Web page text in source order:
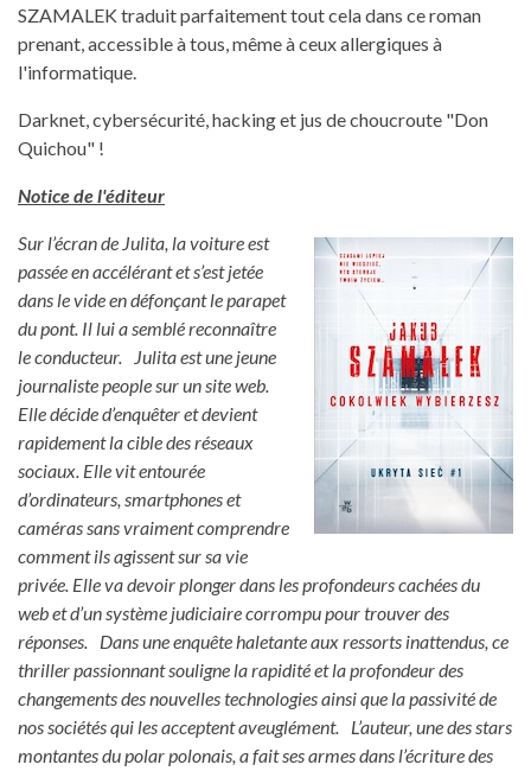
SZAMALEK traduit parfaitement tout cela dans ce roman
prenant, accessible à tous, même à ceux allergiques à
l'informatique.
Darknet, cybersécurité, hacking et jus de choucroute "Don
Quichou" !
Notice de l'éditeur
Sur l’écran de Julita, la voiture est
passée en accélérant et s’est jetée
dans le vide en défonçant le parapet
du pont. Il lui a semblé reconnaître
le conducteur. Julita est une jeune
journaliste people sur un site web.
Elle décide d’enquêter et devient
rapidement la cible des réseaux
sociaux. Elle vit entourée
d’ordinateurs, smartphones et
caméras sans vraiment comprendre
comment ils agissent sur sa vie
privée. Elle va devoir plonger dans les profondeurs cachées du
web et d’un système judiciaire corrompu pour trouver des
réponses. Dans une enquête haletante aux ressorts inattendus, ce
thriller passionnant souligne la rapidité et la profondeur des
changements des nouvelles technologies ainsi que la passivité de
nos sociétés qui les acceptent aveuglément. L’auteur, une des stars
montantes du polar polonais, a fait ses armes dans l’écriture des